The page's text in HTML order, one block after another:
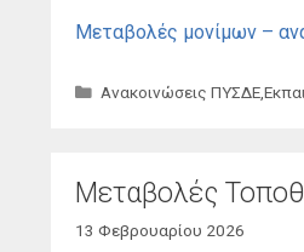
Μεταβολές μονίμων –
Κατηγορίες
Ανακοινώσεις ΠΥΣΔΕ,
Μεταβολές
13 Φεβρουαρίου 2026